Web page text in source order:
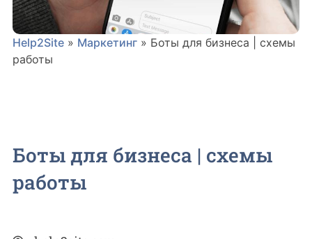
Help2Site » Маркетинг » Боты для бизнеса | схемы
работы
Боты для бизнеса | схемы
работы